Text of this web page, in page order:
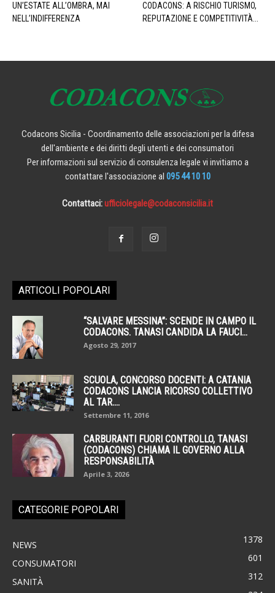
UN’ESTATE ALL’OMBRA, MAI
NELL’INDIFFERENZA
CODACONS: A RISCHIO TURISMO,
REPUTAZIONE E COMPETITIVITÀ...
Codacons Sicilia - Coordinamento delle associazioni per la difesa
dell'ambiente e dei diritti degli utenti e dei consumatori
Per informazioni sul servizio di consulenza legale vi invitiamo a
contattare l'associazione al 095 44 10 10
Contattaci:ufficiolegale@codaconsicilia.it
ARTICOLI POPOLARI
“SALVARE MESSINA”: SCENDE IN CAMPO IL
CODACONS. TANASI CANDIDA LA FAUCI...
Agosto 29, 2017
SCUOLA, CONCORSO DOCENTI: A CATANIA
CODACONS LANCIA RICORSO COLLETTIVO
AL TAR....
Settembre 11, 2016
CARBURANTI FUORI CONTROLLO, TANASI
(CODACONS) CHIAMA IL GOVERNO ALLA
RESPONSABILITÀ
Aprile 3, 2026
CATEGORIE POPOLARI
NEWS 1378
CONSUMATORI 601
SANITÀ
312